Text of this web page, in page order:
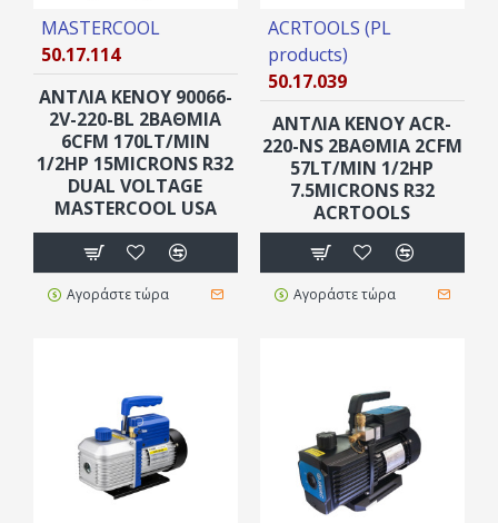
MASTERCOOL
50.17.114
ΑΝΤΛΙΑ ΚΕΝΟΥ 90066-
2V-220-BL 2ΒΑΘΜΙΑ
6CFM 170LT/MIN
1/2HP 15MICRONS R32
DUAL VOLTAGE
MASTERCOOL USA
Αγοράστε τώρα
ACRTOOLS (PL
products)
50.17.039
ΑΝΤΛΙΑ ΚΕΝΟΥ ACR-
220-NS 2ΒΆΘΜΙΑ 2CFM
57LT/MIN 1/2HP
7.5MICRONS R32
ACRTOOLS
Αγοράστε τώρα